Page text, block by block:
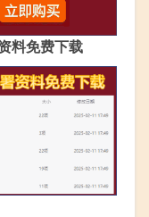
料免费下载